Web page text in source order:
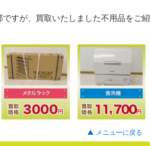
すが、買取いたしました不用品をご紹
▲ メニューに戻る